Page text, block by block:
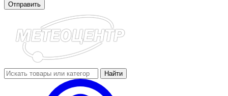
Отправить
Найти